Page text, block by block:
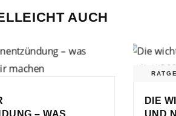
AUCH
– WAS
DIE
UND